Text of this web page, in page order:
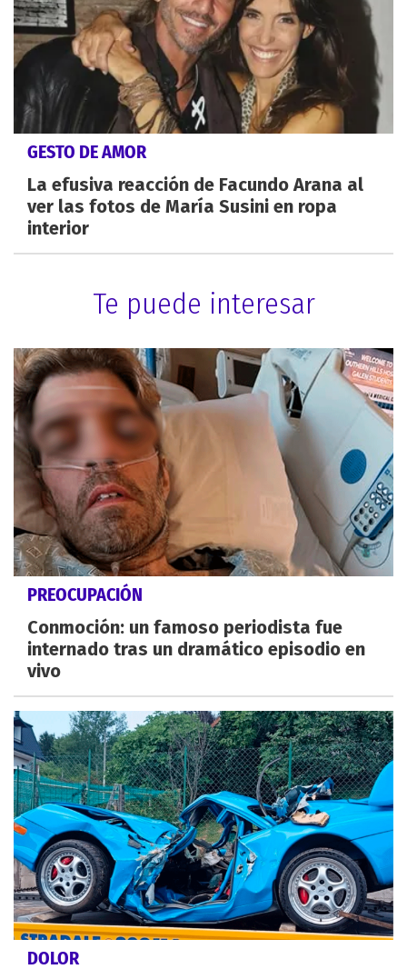
GESTO DE AMOR
La efusiva reacción de Facundo Arana al
ver las fotos de María Susini en ropa
interior
Te puede interesar
PREOCUPACIÓN
Conmoción: un famoso periodista fue
internado tras un dramático episodio en
vivo
DOLOR